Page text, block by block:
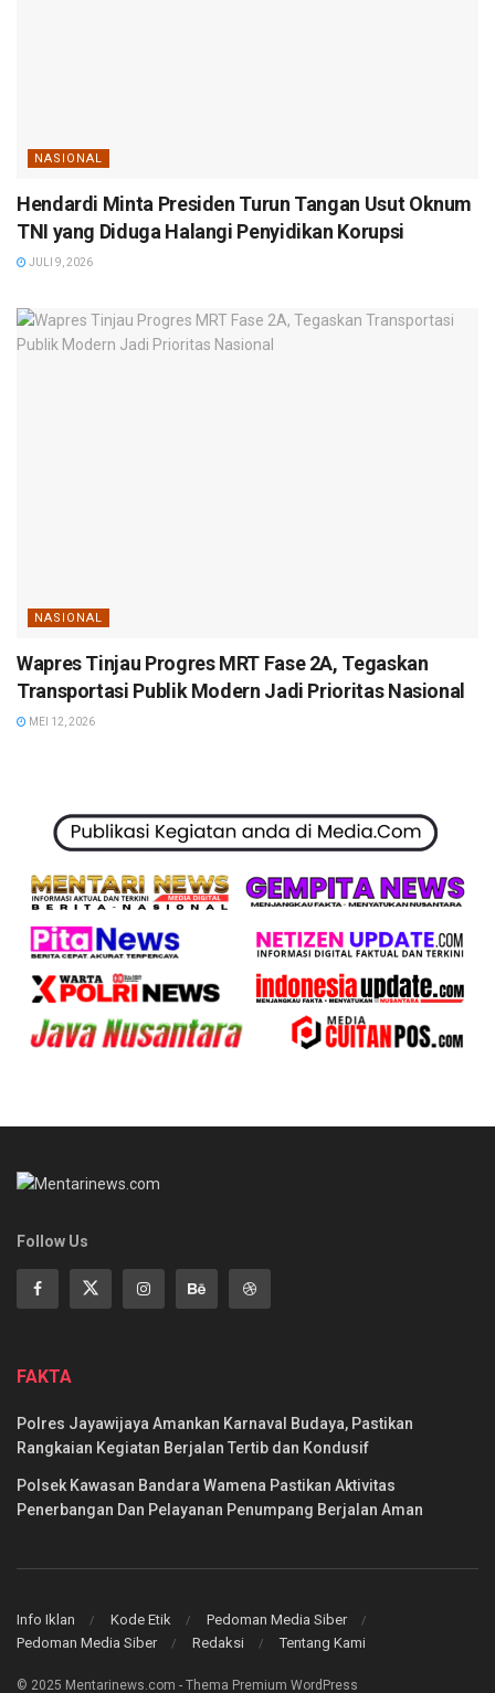
NASIONAL
Hendardi Minta Presiden Turun Tangan Usut Oknum
TNI yang Diduga Halangi Penyidikan Korupsi
JULI 9, 2026
NASIONAL
Wapres Tinjau Progres MRT Fase 2A, Tegaskan
Transportasi Publik Modern Jadi Prioritas Nasional
MEI 12, 2026
Follow Us
FAKTA
Polres Jayawijaya Amankan Karnaval Budaya, Pastikan
Rangkaian Kegiatan Berjalan Tertib dan Kondusif
Polsek Kawasan Bandara Wamena Pastikan Aktivitas
Penerbangan Dan Pelayanan Penumpang Berjalan Aman
Info Iklan Kode Etik
Pedoman Media Siber
Pedoman Media Siber
Redaksi Tentang Kami
© 2025 Mentarinews.com - Thema Premium WordPress